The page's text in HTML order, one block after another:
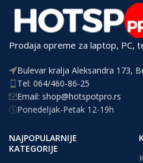
Prodaja opreme za laptop, PC,
Bulevar kralja Aleksandra 173,
Tel: 064/460-86-25
Email: shop@hotspotpro.rs
Ponedeljak-Petak 12-19h
NAJPOPULARNIJE
KATEGORIJE